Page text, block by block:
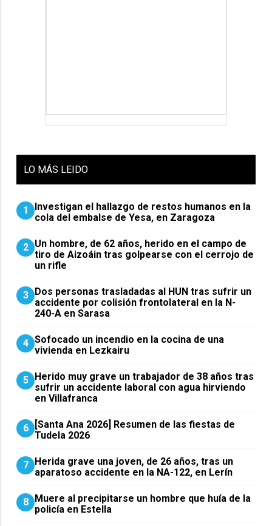
LO MÁS LEIDO
1
Investigan el hallazgo de restos humanos en la
cola del embalse de Yesa, en Zaragoza
2 Un hombre, de 62 años, herido en el campo de
tiro de Aizoáin tras golpearse con el cerrojo de
un rifle
3 ​Dos personas trasladadas al HUN tras sufrir un
accidente por colisión frontolateral en la N-
240-A en Sarasa
4 Sofocado un incendio en la cocina de una
vivienda en Lezkairu
5 Herido muy grave un trabajador de 38 años tras
sufrir un accidente laboral con agua hirviendo
en Villafranca
6
[Santa Ana 2026] Resumen de las fiestas de
Tudela 2026
7 Herida grave una joven, de 26 años, tras un
aparatoso accidente en la NA-122, en Lerín
8 Muere al precipitarse un hombre que huía de la
policía en Estella